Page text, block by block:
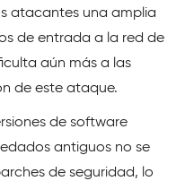
atacantes una amplia
de entrada a la red de
aún más a las
de este ataque.
de software
antiguos no se
de seguridad, lo